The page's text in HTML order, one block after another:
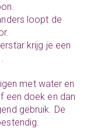
loopt de
krijg je een
met water en
een doek en dan
gebruik. De